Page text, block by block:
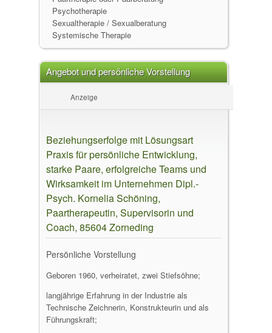
Psychotherapie
Sexualtherapie / Sexualberatung
Systemische Therapie
Angebot und persönliche Vorstellung
Anzeige
Beziehungserfolge mit Lösungsart
Praxis für persönliche Entwicklung,
starke Paare, erfolgreiche Teams und
Wirksamkeit im Unternehmen Dipl.-
Psych. Kornelia Schöning,
Paartherapeutin, Supervisorin und
Coach, 85604 Zorneding
Persönliche Vorstellung
Geboren 1960, verheiratet, zwei Stiefsöhne;
langjährige Erfahrung in der Industrie als
Technische Zeichnerin, Konstrukteurin und als
Führungskraft;